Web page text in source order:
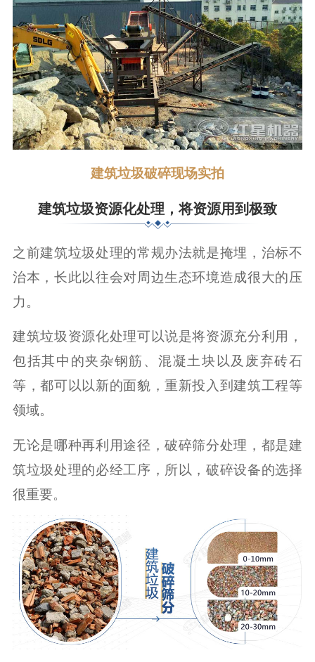
建筑垃圾破碎现场实拍
建筑垃圾资源化处理，将资源用到极致
之前建筑垃圾处理的常规办法就是掩埋，治标不
治本，长此以往会对周边生态环境造成很大的压
力。
建筑垃圾资源化处理可以说是将资源充分利用，
包括其中的夹杂钢筋、混凝土块以及废弃砖石
等，都可以以新的面貌，重新投入到建筑工程等
领域。
无论是哪种再利用途径，破碎筛分处理，都是建
筑垃圾处理的必经工序，所以，破碎设备的选择
很重要。